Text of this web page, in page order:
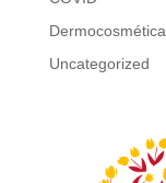
Dermocosmética
Uncategorized